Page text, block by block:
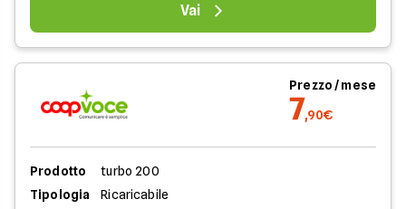
Vai
Prezzo / mese
7,90€
Prodotto
turbo 200
Tipologia
Ricaricabile